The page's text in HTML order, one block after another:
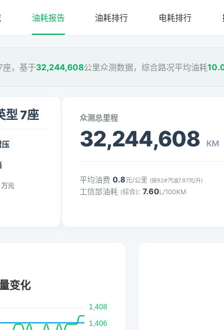
油耗报告 油耗排行 电耗排行
座，基于32,244,608公里众测数据，综合路况平均油耗
型 7座
压
万元
众测总里程
32,244,608 KM
平均油费 0.8元/公里 (按92#汽油7.97元/升)
工信部油耗 (综合): 7.60L/100KM